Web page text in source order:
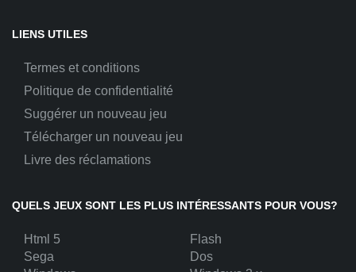
LIENS UTILES
Termes et conditions
Politique de confidentialité
Suggérer un nouveau jeu
Télécharger un nouveau jeu
Livre des réclamations
QUELS JEUX SONT LES PLUS INTÉRESSANTS POUR VOUS?
Html 5
Flash
Sega
Dos